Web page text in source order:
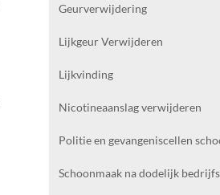
Geurverwijdering
Lijkgeur Verwijderen
Lijkvinding
Nicotineaanslag verwijderen
Politie en gevangeniscellen
Schoonmaak na dodelijk